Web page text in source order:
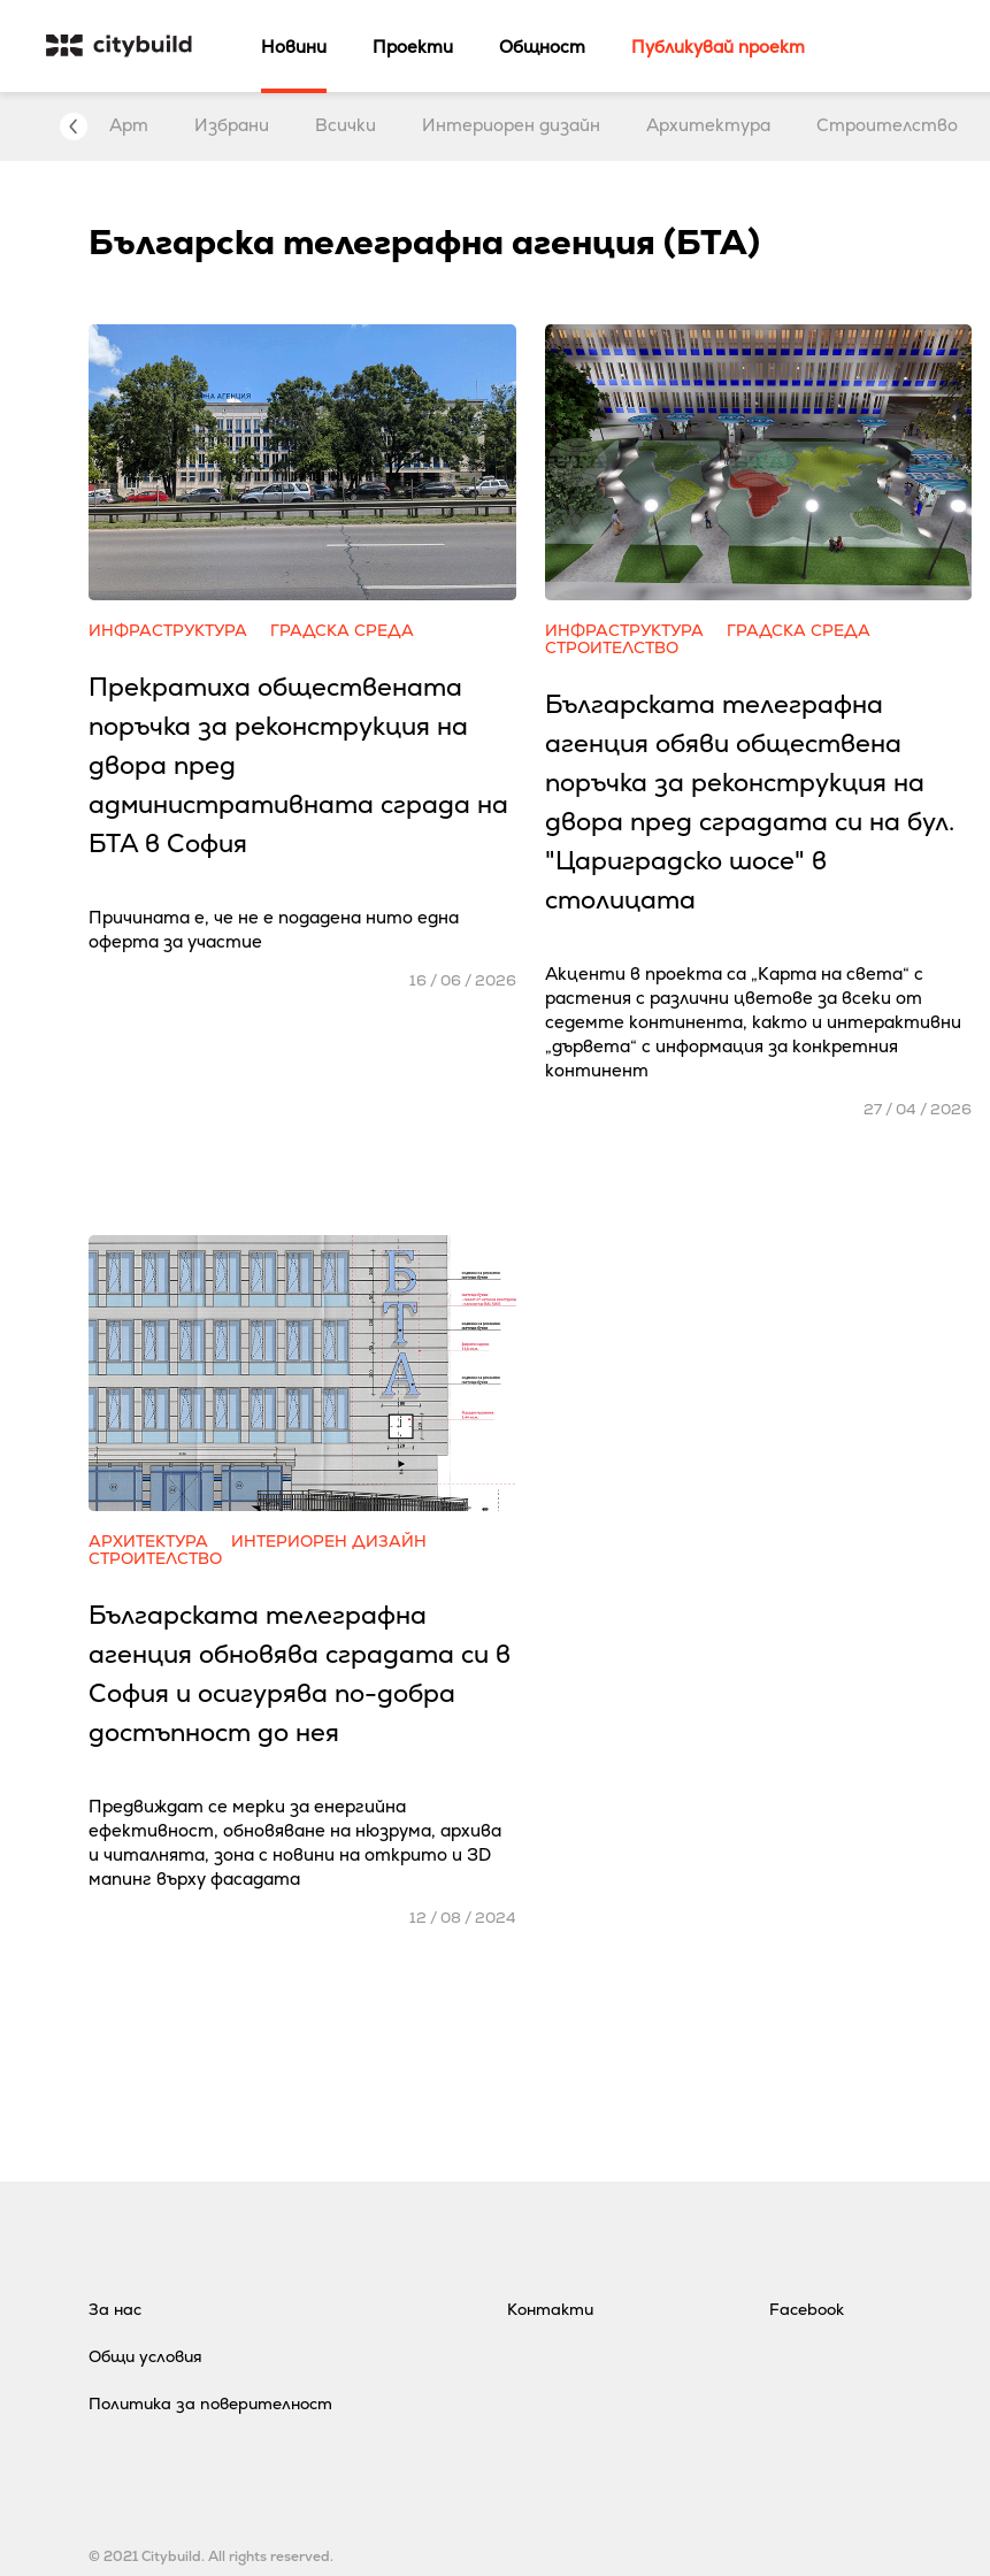
Новини Проекти Общност Публикувай проект
Арт Избрани Всички Интериорен дизайн Архитектура Строителство
Българска телеграфна агенция (БТА)
ИНФРАСТРУКТУРА ГРАДСКА СРЕДА
Прекратиха обществената
поръчка за реконструкция на
двора пред
административната сграда на
БТА в София
Причината е, че не е подадена нито една
оферта за участие
16 / 06 / 2026
ИНФРАСТРУКТУРА
ГРАДСКА СРЕДА
СТРОИТЕЛСТВО
Българската телеграфна
агенция обяви обществена
поръчка за реконструкция на
двора пред сградата си на бул.
"Цариградско шосе" в
столицата
Акценти в проекта са „Карта на света“ с
растения с различни цветове за всеки от
седемте континента, както и интерактивни
„дървета“ с информация за конкретния
континент
27 / 04 / 2026
АРХИТЕКТУРА
ИНТЕРИОРЕН ДИЗАЙН
СТРОИТЕЛСТВО
Българската телеграфна
агенция обновява сградата си в
София и осигурява по-добра
достъпност до нея
Предвиждат се мерки за енергийна
ефективност, обновяване на нюзрума, архива
и читалнята, зона с новини на открито и 3D
мапинг върху фасадата
12 / 08 / 2024
За нас
Общи условия
Политика за поверителност
Контакти Facebook
© 2021 Citybuild. All rights reserved.